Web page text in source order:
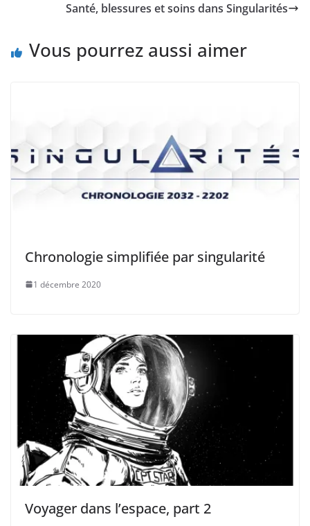
Santé, blessures et soins dans Singularités
Vous pourrez aussi aimer
Chronologie simplifiée par singularité
1 décembre 2020
Voyager dans l’espace, part 2